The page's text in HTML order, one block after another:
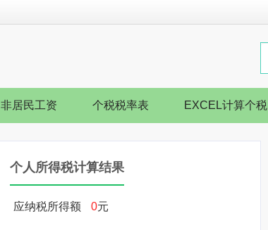
非居民工资 个税税率表 EXCEL计算个税
个人所得税计算结果
应纳税所得额 0元